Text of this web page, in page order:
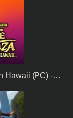
Hawaii (PC) -…